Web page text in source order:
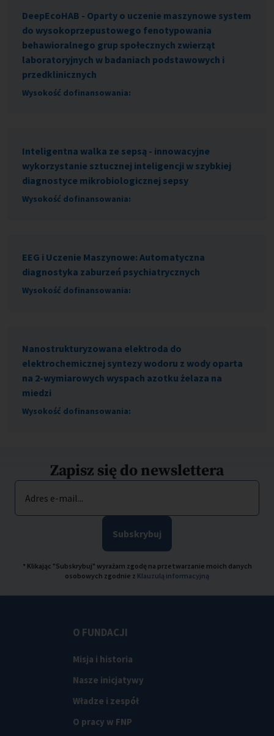
DeepEcoHAB - Oparty o uczenie maszynowe system
do wysokoprzepustowego fenotypowania
behawioralnego grup społecznych zwierząt
laboratoryjnych w badaniach podstawowych i
przedklinicznych
Wysokość dofinansowania:
Inteligentna walka ze sepsą - innowacyjne
wykorzystanie sztucznej inteligencji w szybkiej
diagnostyce mikrobiologicznej sepsy
Wysokość dofinansowania:
EEG i Uczenie Maszynowe: Automatyczna
diagnostyka zaburzeń psychiatrycznych
Wysokość dofinansowania:
Nanostrukturyzowana elektroda do
elektrochemicznej syntezy wodoru z wody oparta
na 2-wymiarowych wyspach azotku żelaza na
miedzi
Wysokość dofinansowania:
Zapisz się do newslettera
Adres e-mail...
Subskrybuj
* Klikając "Subskrybuj" wyrażam zgodę na przetwarzanie moich danych
osobowych zgodnie z Klauzulą informacyjną
O FUNDACJI
Misja i historia
Nasze inicjatywy
Władze i zespół
O pracy w FNP